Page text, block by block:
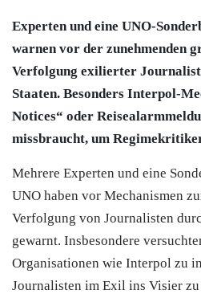
Experten und eine UNO-
warnen vor der zunehmenden
Verfolgung exilierter
Staaten. Besonders Interpol-
Notices“ oder
missbraucht, um
Mehrere Experten und eine
UNO haben vor Mechanismen
Verfolgung von Journalisten
gewarnt. Insbesondere
Organisationen wie Interpol zu
Journalisten im Exil ins Visier zu